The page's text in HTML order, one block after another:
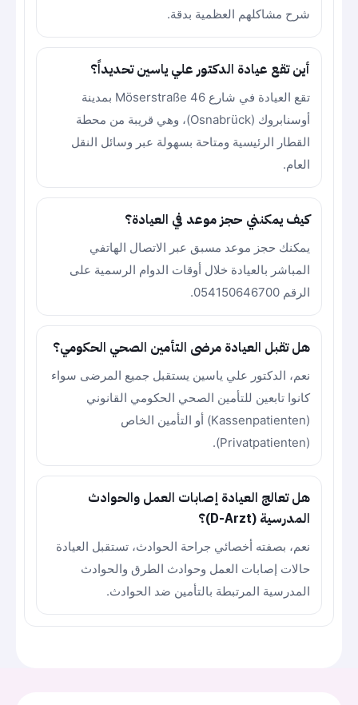
شرح مشاكلهم العظمية بدقة.
أين تقع عيادة الدكتور علي ياسين تحديداً؟
تقع العيادة في شارع Möserstraße 46 بمدينة
أوسنابروك (Osnabrück)، وهي قريبة من محطة
القطار الرئيسية ومتاحة بسهولة عبر وسائل النقل
العام.
كيف يمكنني حجز موعد في العيادة؟
يمكنك حجز موعد مسبق عبر الاتصال الهاتفي
المباشر بالعيادة خلال أوقات الدوام الرسمية على
الرقم 054150646700.
هل تقبل العيادة مرضى التأمين الصحي الحكومي؟
نعم، الدكتور علي ياسين يستقبل جميع المرضى سواء
كانوا تابعين للتأمين الصحي الحكومي القانوني
(Kassenpatienten) أو التأمين الخاص
(Privatpatienten).
هل تعالج العيادة إصابات العمل والحوادث
المدرسية (D-Arzt)؟
نعم، بصفته أخصائي جراحة الحوادث، تستقبل العيادة
حالات إصابات العمل وحوادث الطرق والحوادث
المدرسية المرتبطة بالتأمين ضد الحوادث.